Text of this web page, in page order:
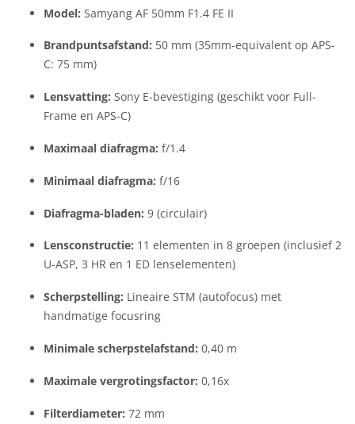
Model: Samyang AF 50mm F1.4 FE II
Brandpuntsafstand: 50 mm (35mm-equivalent op APS-
C: 75 mm)
Lensvatting: Sony E-bevestiging (geschikt voor Full-
Frame en APS-C)
Maximaal diafragma: f/1.4
Minimaal diafragma: f/16
Diafragma-bladen: 9 (circulair)
Lensconstructie: 11 elementen in 8 groepen (inclusief 2
U-ASP, 3 HR en 1 ED lenselementen)
Scherpstelling: Lineaire STM (autofocus) met
handmatige focusring
Minimale scherpstelafstand: 0,40 m
Maximale vergrotingsfactor: 0,16x
Filterdiameter: 72 mm